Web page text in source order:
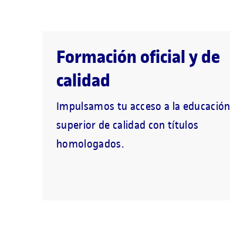
Formación oficial y de
calidad
Impulsamos tu acceso a la educación
superior de calidad con títulos
homologados.